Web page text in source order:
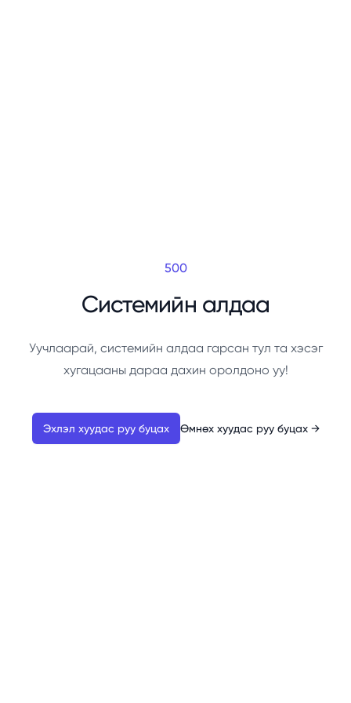
500
Системийн алдаа
Уучлаарай, системийн алдаа гарсан тул та хэсэг
хугацааны дараа дахин оролдоно уу!
Эхлэл хуудас руу буцах Өмнөх хуудас руу буцах →